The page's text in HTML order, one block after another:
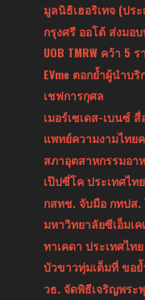
มูลนิธิเฮอริเทจ (ปร
กรุงศรี ออโต้ ส่งมอ
UOB TMRW คว้า 5
EVme ตอกย้ำผู้นำ
เชฟการกุศล
เมอร์เซเดส-เบนซ์
แพทย์ความงามไทย
สภาอุตสาหกรรมอา
เป๊ปซี่โค ประเทศไ
กสทช. จับมือ กทปส.
มหาวิทยาลัยซีเอ็มเ
ทาเคดา ประเทศไท
บัวขาวทุ่มเต็มที่ ขอ
วธ. จัดพิธีเจริญพระ